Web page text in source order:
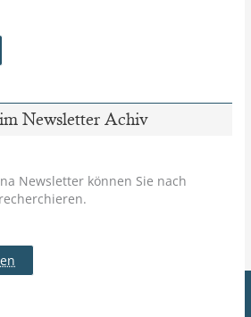
Newsletter Achiv
Newsletter können Sie nach